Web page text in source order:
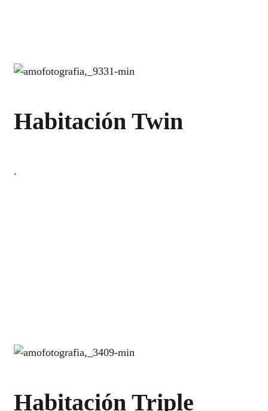
Habitación Twin
.
Habitación Triple